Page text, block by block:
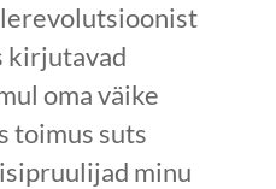
kirjutavad
oma väike
toimus suts
minu